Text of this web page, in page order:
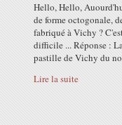
Hello, Hello,
de forme octogonale,
fabriqué à Vichy ?
difficile ... Réponse :
pastille de Vichy du
Lire la suite